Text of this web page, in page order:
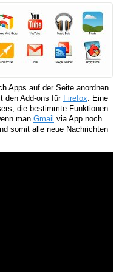
Apps auf der Seite anordnen.
den Add-ons für Firefox. Eine
die bestimmte Funktionen
man Gmail via App noch
somit alle neue Nachrichten